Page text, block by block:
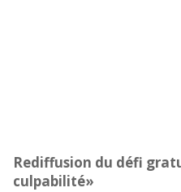
Rediffusion du défi
culpabilité»